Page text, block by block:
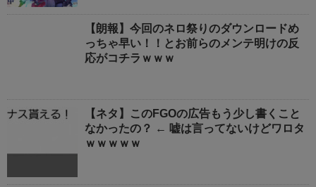
【朗報】今回のネロ祭りのダウンロードめ
っちゃ早い！！とお前らのメンテ明けの反
応がコチラｗｗｗ
【ネタ】このFGOの広告もう少し書くこと
なかったの？ ← 嘘は言ってないけどワロタ
ｗｗｗｗｗ